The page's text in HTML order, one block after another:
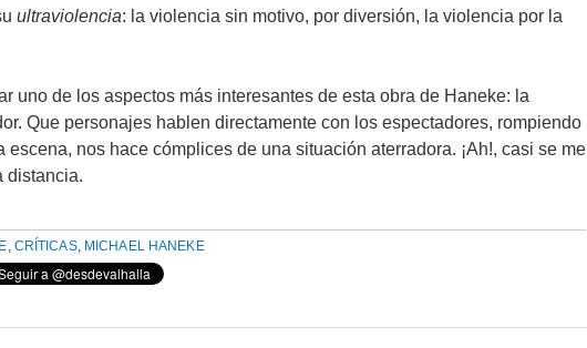
ultraviolencia: la violencia sin motivo, por diversión, la violencia por la
uno de los aspectos más interesantes de esta obra de Haneke: la
Que personajes hablen directamente con los espectadores, rompiendo
escena, nos hace cómplices de una situación aterradora. ¡Ah!, casi se me
distancia.
, CRÍTICAS, MICHAEL HANEKE